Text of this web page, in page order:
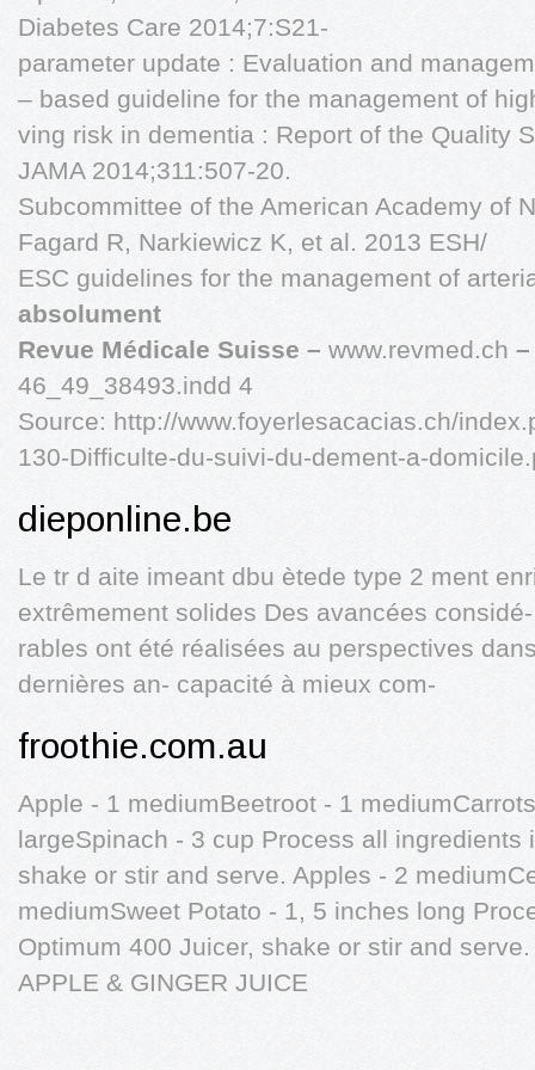
Diabetes Care 2014;7:S21-
parameter update : Evaluation and
– based guideline for the management of
ving risk in dementia : Report of the Quality
JAMA 2014;311:507-20.
Subcommittee of the American Academy of
Fagard R, Narkiewicz K, et al. 2013 ESH/
ESC guidelines for the management of
absolument
Revue Médicale Suisse – www.revmed.ch
46_49_38493.indd 4
Source: http://www.foyerlesacacias.ch/
130-Difficulte-du-suivi-du-dement-a-
dieponline.be
Le tr d aite imeant dbu ètede type 2 ment
extrêmement solides Des avancées
rables ont été réalisées au perspectives
dernières an- capacité à mieux com-
froothie.com.au
Apple - 1 mediumBeetroot - 1
largeSpinach - 3 cup Process all ingredients
shake or stir and serve. Apples - 2
mediumSweet Potato - 1, 5 inches long
Optimum 400 Juicer, shake or stir and
APPLE & GINGER JUICE